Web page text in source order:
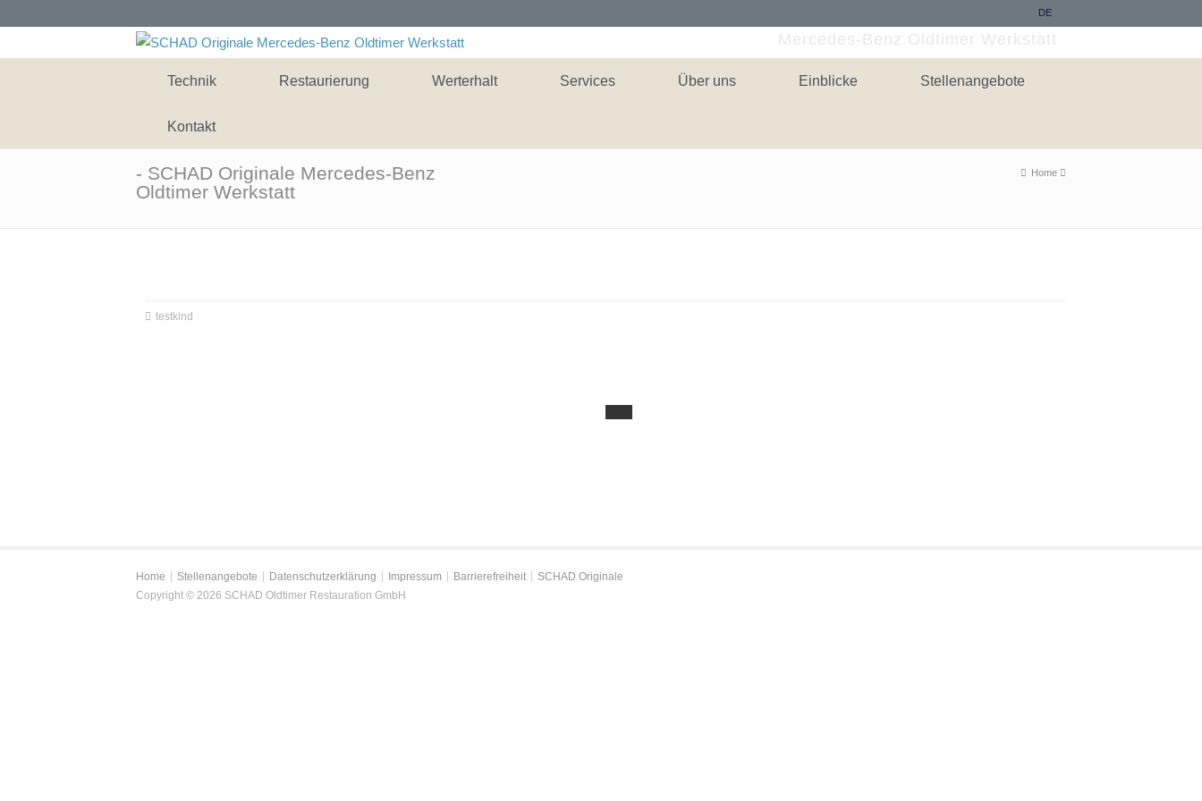
DE
Technik Restaurierung Werterhalt Services Über uns Einblicke Stellenangebote
Kontakt
- SCHAD Originale Mercedes-Benz
Oldtimer Werkstatt
Home
testkind
Home Stellenangebote Datenschutzerklärung Impressum Barrierefreiheit
SCHAD Originale
Copyright © 2026 SCHAD Oldtimer Restauration GmbH